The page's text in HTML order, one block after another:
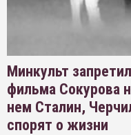
Минкульт
фильма Сокурова
нем Сталин,
спорят о жизни